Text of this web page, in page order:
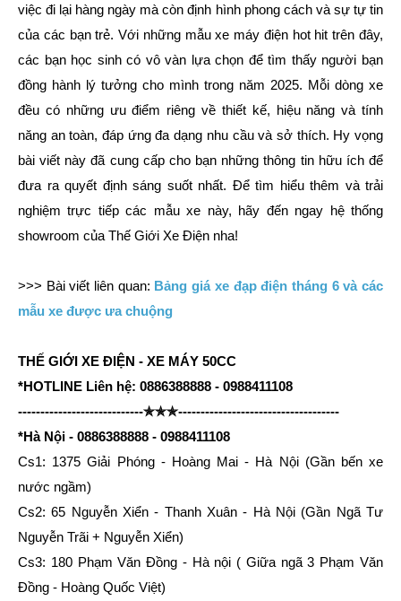
việc đi lại hàng ngày mà còn định hình phong cách và sự tự tin
của các bạn trẻ. Với những mẫu xe máy điện hot hit trên đây,
các bạn học sinh có vô vàn lựa chọn để tìm thấy người bạn
đồng hành lý tưởng cho mình trong năm 2025. Mỗi dòng xe
đều có những ưu điểm riêng về thiết kế, hiệu năng và tính
năng an toàn, đáp ứng đa dạng nhu cầu và sở thích. Hy vọng
bài viết này đã cung cấp cho bạn những thông tin hữu ích để
đưa ra quyết định sáng suốt nhất. Để tìm hiểu thêm và trải
nghiệm trực tiếp các mẫu xe này, hãy đến ngay hệ thống
showroom của Thế Giới Xe Điện nha!
>>> Bài viết liên quan: Bảng giá xe đạp điện tháng 6 và các
mẫu xe được ưa chuộng
THẾ GIỚI XE ĐIỆN - XE MÁY 50CC
*HOTLINE Liên hệ: 0886388888 - 0988411108
----------------------------✯✯✯------------------------------------
*Hà Nội - 0886388888 - 0988411108
Cs1: 1375 Giải Phóng - Hoàng Mai - Hà Nội (Gần bến xe
nước ngầm)
Cs2: 65 Nguyễn Xiển - Thanh Xuân - Hà Nội (Gần Ngã Tư
Nguyễn Trãi + Nguyễn Xiển)
Cs3: 180 Phạm Văn Đồng - Hà nội ( Giữa ngã 3 Phạm Văn
Đồng - Hoàng Quốc Việt)